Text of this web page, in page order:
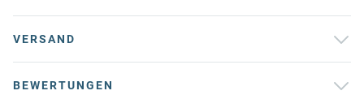
VERSAND
BEWERTUNGEN